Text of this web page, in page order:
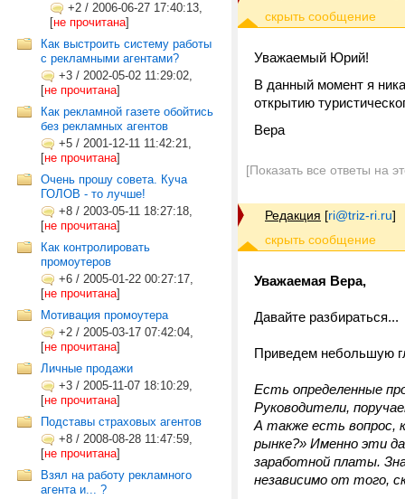
+2 / 2006-06-27 17:40:13,
[не прочитана]
Как выстроить систему работы
с рекламными агентами?
+3 / 2002-05-02 11:29:02,
[не прочитана]
Как рекламной газете обойтись
без рекламных агентов
+5 / 2001-12-11 11:42:21,
[не прочитана]
Очень прошу совета. Куча
ГОЛОВ - то лучше!
+8 / 2003-05-11 18:27:18,
[не прочитана]
Как контролировать
промоутеров
+6 / 2005-01-22 00:27:17,
[не прочитана]
Мотивация промоутера
+2 / 2005-03-17 07:42:04,
[не прочитана]
Личные продажи
+3 / 2005-11-07 18:10:29,
[не прочитана]
Подставы страховых агентов
+8 / 2008-08-28 11:47:59,
[не прочитана]
Взял на работу рекламного
агента и... ?
Уважаемый Юрий!
В данный момент я
открытию
Вера
[Показать все ответы на
Редакция [ri@triz-ri.ru]
Уважаемая Вера,
Давайте разбираться...
Приведем небольшую
Есть определенные
Руководители,
А также есть вопрос,
рынке?» Именно эти
заработной платы.
независимо от того,